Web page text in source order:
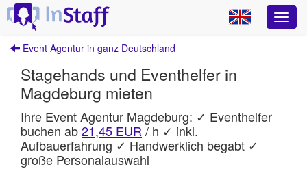
Event Agentur in ganz Deutschland
Stagehands und Eventhelfer in
Magdeburg mieten
Ihre Event Agentur Magdeburg: ✓ Eventhelfer
buchen ab21,45 EUR / h ✓ inkl.
Aufbauerfahrung ✓ Handwerklich begabt ✓
große Personalauswahl